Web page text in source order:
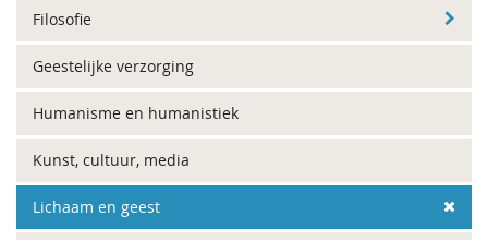
Filosofie
Geestelijke verzorging
Humanisme en humanistiek
Kunst, cultuur, media
Lichaam en geest